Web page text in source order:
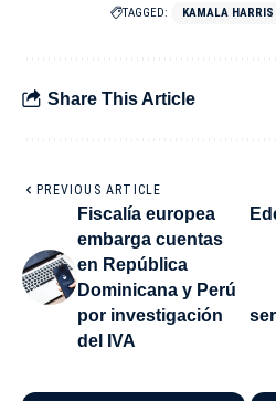
TAGGED: KAMALA HARRIS
Share This Article
PREVIOUS ARTICLE
Fiscalía europea
embarga cuentas
en República
Dominicana y Perú
por investigación
del IVA